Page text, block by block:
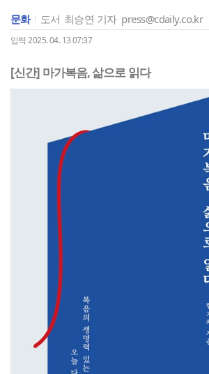
문화 도서 최승연 기자 press@cdaily.co.kr
입력 2025. 04. 13 07:37
[신간] 마가복음, 삶으로 읽다